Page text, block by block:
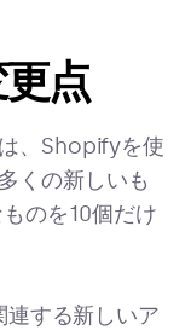
点
、Shopifyを使
くの新しいも
のを10個だけ
する新しいア